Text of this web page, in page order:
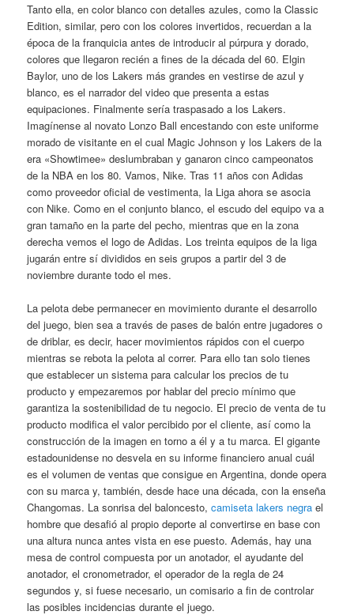
Tanto ella, en color blanco con detalles azules, como la Classic
Edition, similar, pero con los colores invertidos, recuerdan a la
época de la franquicia antes de introducir al púrpura y dorado,
colores que llegaron recién a fines de la década del 60. Elgin
Baylor, uno de los Lakers más grandes en vestirse de azul y
blanco, es el narrador del video que presenta a estas
equipaciones. Finalmente sería traspasado a los Lakers.
Imagínense al novato Lonzo Ball encestando con este uniforme
morado de visitante en el cual Magic Johnson y los Lakers de la
era «Showtimee» deslumbraban y ganaron cinco campeonatos
de la NBA en los 80. Vamos, Nike. Tras 11 años con Adidas
como proveedor oficial de vestimenta, la Liga ahora se asocia
con Nike. Como en el conjunto blanco, el escudo del equipo va a
gran tamaño en la parte del pecho, mientras que en la zona
derecha vemos el logo de Adidas. Los treinta equipos de la liga
jugarán entre sí divididos en seis grupos a partir del 3 de
noviembre durante todo el mes.
La pelota debe permanecer en movimiento durante el desarrollo
del juego, bien sea a través de pases de balón entre jugadores o
de driblar, es decir, hacer movimientos rápidos con el cuerpo
mientras se rebota la pelota al correr. Para ello tan solo tienes
que establecer un sistema para calcular los precios de tu
producto y empezaremos por hablar del precio mínimo que
garantiza la sostenibilidad de tu negocio. El precio de venta de tu
producto modifica el valor percibido por el cliente, así como la
construcción de la imagen en torno a él y a tu marca. El gigante
estadounidense no desvela en su informe financiero anual cuál
es el volumen de ventas que consigue en Argentina, donde opera
con su marca y, también, desde hace una década, con la enseña
Changomas. La sonrisa del baloncesto,camiseta lakers negra el
hombre que desafió al propio deporte al convertirse en base con
una altura nunca antes vista en ese puesto. Además, hay una
mesa de control compuesta por un anotador, el ayudante del
anotador, el cronometrador, el operador de la regla de 24
segundos y, si fuese necesario, un comisario a fin de controlar
las posibles incidencias durante el juego.